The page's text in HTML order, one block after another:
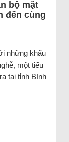
bộ mặt
đến cùng
những khẩu
một tiểu
tại tỉnh Bình